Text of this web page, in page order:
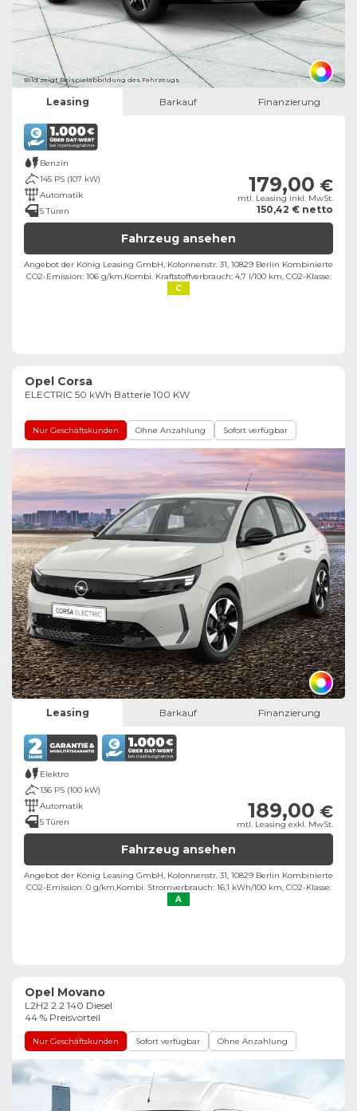
Bild zeigt Beispielabbildung des Fahrzeugs
Leasing Barkauf Finanzierung
Benzin
145 PS (107 kW)
Automatik
5 Türen
179,00 €
mtl. Leasing inkl. MwSt.
150,42 € netto
Fahrzeug ansehen
Angebot der König Leasing GmbH, Kolonnenstr. 31, 10829 Berlin ​ Kombinierte
CO2-Emission: 106 g/km,Kombi. Kraftstoffverbrauch: 4,7 l/100 km, CO2-Klasse:
C
Opel Corsa
ELECTRIC 50 kWh Batterie 100 KW
Nur Geschäftskunden Ohne Anzahlung Sofort verfügbar
Bild zeigt Beispielabbildung des Fahrzeugs
Leasing Barkauf Finanzierung
Elektro
136 PS (100 kW)
Automatik
5 Türen
189,00 €
mtl. Leasing exkl. MwSt.
Fahrzeug ansehen
Angebot der König Leasing GmbH, Kolonnenstr. 31, 10829 Berlin ​ Kombinierte
CO2-Emission: 0 g/km,Kombi. Stromverbrauch: 16,1 kWh/100 km, CO2-Klasse:
A
Opel Movano
L2H2 2.2 140 Diesel
44 % Preisvorteil
Nur Geschäftskunden Sofort verfügbar Ohne Anzahlung